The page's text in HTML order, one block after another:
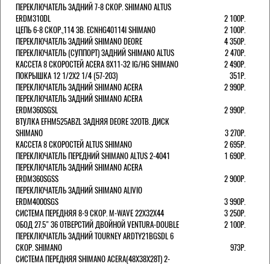
ПЕРЕКЛЮЧАТЕЛЬ ЗАДНИЙ 7-8 СКОР. SHIMANO ALTUS
ERDM310DL
2 100Р.
ЦЕПЬ 6-8 СКОР.,114 ЗВ. ECNHG40114I SHIMANO
2 100Р.
ПЕРЕКЛЮЧАТЕЛЬ ЗАДНИЙ SHIMANO DEORE
4 350Р.
ПЕРЕКЛЮЧАТЕЛЬ (СУППОРТ) ЗАДНИЙ SHIMANO ALTUS
2 470Р.
КАССЕТА 8 СКОРОСТЕЙ ACERA 8Х11-32 IG/HG SHIMANO
2 490Р.
ПОКРЫШКА 12 1/2X2 1/4 (57-203)
351Р.
ПЕРЕКЛЮЧАТЕЛЬ ЗАДНИЙ SHIMANO ACERA
2 990Р.
ПЕРЕКЛЮЧАТЕЛЬ ЗАДНИЙ SHIMANO ACERA
ERDM360SGSL
2 990Р.
ВТУЛКА EFHM525ABZL ЗАДНЯЯ DEORE 32ОТВ. ДИСК
SHIMANO
3 270Р.
КАССЕТА 8 СКОРОСТЕЙ ALTUS SHIMANO
2 695Р.
ПЕРЕКЛЮЧАТЕЛЬ ПЕРЕДНИЙ SHIMANO ALTUS 2-4041
1 690Р.
ПЕРЕКЛЮЧАТЕЛЬ ЗАДНИЙ SHIMANO ACERA
ERDM360SGSS
2 900Р.
ПЕРЕКЛЮЧАТЕЛЬ ЗАДНИЙ SHIMANO ALIVIO
ERDM4000SGS
3 990Р.
СИСТЕМА ПЕРЕДНЯЯ 8-9 СКОР. M-WAVE 22Х32Х44
3 250Р.
ОБОД 27.5" 36 ОТВЕРСТИЙ ДВОЙНОЙ VENTURA-DOUBLE
2 100Р.
ПЕРЕКЛЮЧАТЕЛЬ ЗАДНИЙ TOURNEY ARDTY21BGSDL 6
СКОР. SHIMANO
973Р.
СИСТЕМА ПЕРЕДНЯЯ SHIMANO ACERA(48Х38Х28Т) 2-